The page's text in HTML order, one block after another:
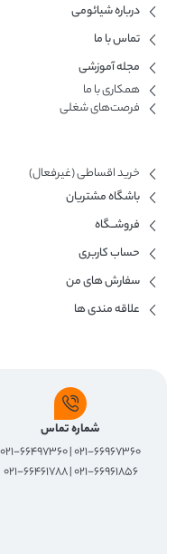
درباره شیائومی
تماس با ما
مجله آموزشی
همکاری با ما​
فرصت‌های شغلی
خرید اقساطی (غیرفعال)
باشگاه مشتریان
فروشــگاه
حساب کاربری
سفارش های من
علاقه مندی ها
شماره تماس
۰۲۱-۶۶۹۶۷۳۶۰ | ۰۲۱-۶۶۴۹۷۳۶۰
۰۲۱-۶۶۹۶۱۸۵۶ | ۰۲۱-۶۶۴۶۱۷۸۸